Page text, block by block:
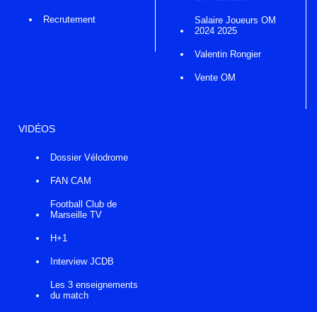
Recrutement
Salaire Joueurs OM
2024 2025
Valentin Rongier
Vente OM
VIDÉOS
Dossier Vélodrome
FAN CAM
Football Club de
Marseille TV
H+1
Interview JCDB
Les 3 enseignements
du match